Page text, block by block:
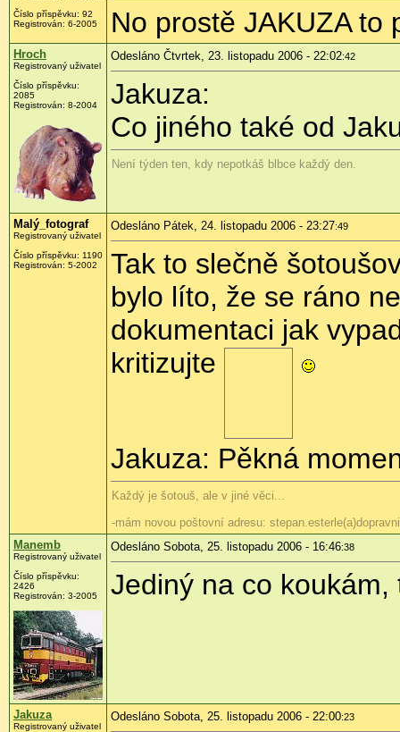
Číslo příspěvku: 92
Registrován: 6-2005
No prostě JAKUZA
Hroch
Registrovaný uživatel
Číslo příspěvku:
2085
Registrován: 8-2004
Odesláno Čtvrtek, 23. listopadu 2006 - 22:02:42
Jakuza:
Co jiného také od
Není týden ten, kdy nepotkáš blbce každý den.
Malý_fotograf
Registrovaný uživatel
Číslo příspěvku: 1190
Registrován: 5-2002
Odesláno Pátek, 24. listopadu 2006 - 23:27:49
Tak to slečně
bylo líto, že se ráno
dokumentaci jak
kritizujte
Jakuza: Pěkná
Každý je šotouš, ale v jiné věci...
-mám novou poštovní adresu:
Manemb
Registrovaný uživatel
Číslo příspěvku:
2426
Registrován: 3-2005
Odesláno Sobota, 25. listopadu 2006 - 16:46:38
Jediný na co
Jakuza
Registrovaný uživatel
Odesláno Sobota, 25. listopadu 2006 - 22:00:23